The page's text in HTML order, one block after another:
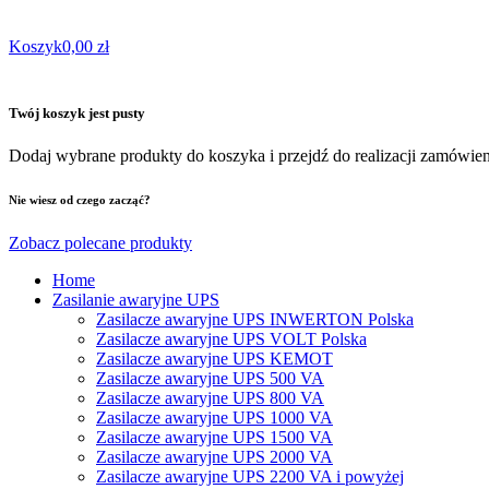
Koszyk0,00 zł
Twój koszyk jest pusty
Dodaj wybrane produkty do koszyka i przejdź do realizacji
Nie wiesz od czego zacząć?
Zobacz polecane produkty
Home
Zasilanie awaryjne UPS
Zasilacze awaryjne UPS INWERTON Polska
Zasilacze awaryjne UPS VOLT Polska
Zasilacze awaryjne UPS KEMOT
Zasilacze awaryjne UPS 500 VA
Zasilacze awaryjne UPS 800 VA
Zasilacze awaryjne UPS 1000 VA
Zasilacze awaryjne UPS 1500 VA
Zasilacze awaryjne UPS 2000 VA
Zasilacze awaryjne UPS 2200 VA i powyżej